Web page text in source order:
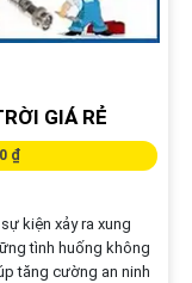
GIÁ RẺ
₫
kiện xảy ra xung
tình huống không
tăng cường an ninh